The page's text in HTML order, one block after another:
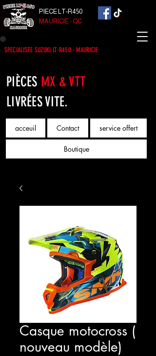
acceuil Contact service offert
Boutique
PIECE LT-R450
MAURICIE - QC
SPECIALISTE SUZUKI LT-R450 - MAURICIE
PIÈCES MX & VTT
LIVRÉES VITE.
Casque motocross (
nouveau modèle)